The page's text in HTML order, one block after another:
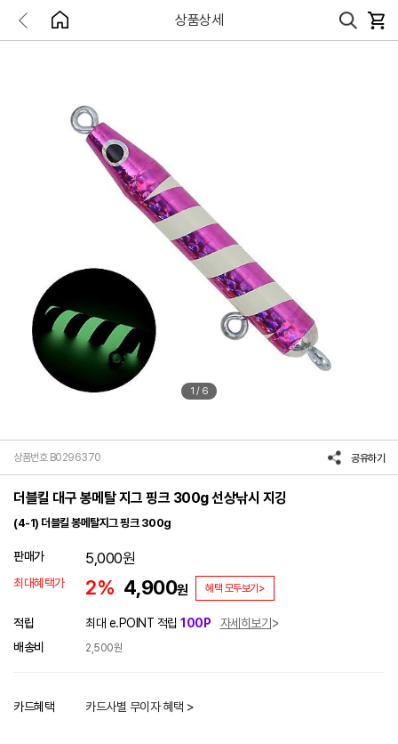
상품상세
1 / 6
상품번호 B0296370 공유하기
더블킬 대구 봉메탈 지그 핑크 300g 선상낚시 지깅
(4-1) 더블킬 봉메탈지그 핑크 300g
판매가 5,000원
최대혜택가 2% 4,900원 혜택 모두보기>
적립 최대 e.POINT 적립 100P
자세히보기
배송비
2,500원
카드혜택 카드사별 무이자 혜택 >